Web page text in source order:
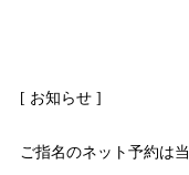
[ お知らせ ]
ご指名のネット予約は